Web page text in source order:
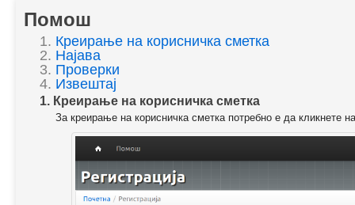
Помош
1. Креирање на корисничка сметка
2. Најава
3. Проверки
4. Извештај
1. Креирање на корисничка сметка
За креирање на корисничка сметка потребно е да кликнете